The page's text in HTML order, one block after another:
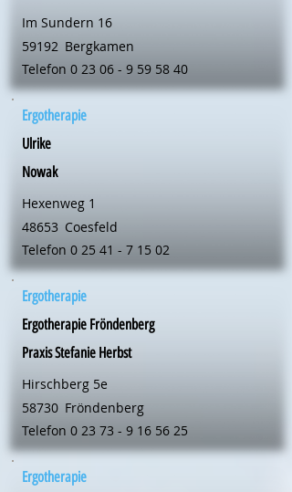
Im Sundern 16
59192 Bergkamen
Telefon 0 23 06 - 9 59 58 40
Ergotherapie
Ulrike
Nowak
Hexenweg 1
48653 Coesfeld
Telefon 0 25 41 - 7 15 02
Ergotherapie
Ergotherapie Fröndenberg
Praxis Stefanie Herbst
Hirschberg 5e
58730 Fröndenberg
Telefon 0 23 73 - 9 16 56 25
Ergotherapie